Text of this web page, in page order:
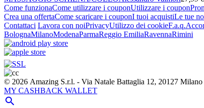
Come funzionaCome utilizzare i couponUtilizzare i coupon
Crea una offertaCome scaricare i couponI tuoi acquistiLe tue
Contattaci Lavora con noiPrivacyUtilizzo dei cookieF.a.q.
BolognaMilanoModenaParmaReggio EmiliaRavennaRimini
© 2026 Amazing S.r.l. - Via Natale Battaglia 12, 20127
MY CASHBACK WALLET
